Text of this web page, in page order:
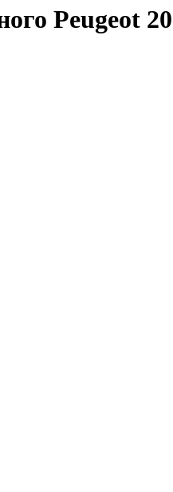
Peugeot